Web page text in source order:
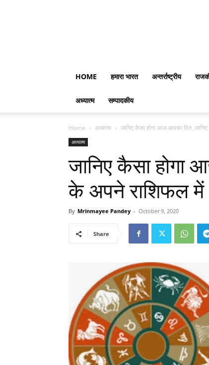
HOME हमारा भारत अन्तर्राष्ट्रीय
अध्यात्म सम्पादकीय
Home अध्यात्म जानिए कैसा होगा आज आपका दिन
अध्यात्म
जानिए कैसा
के अपने राशिफल में
By Mrinmayee Pandey - October 9, 2020
Share